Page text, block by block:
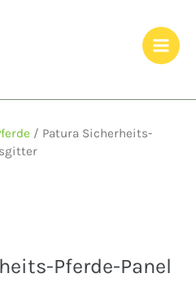
/ Patura Sicherheits-
Pferde-Panel